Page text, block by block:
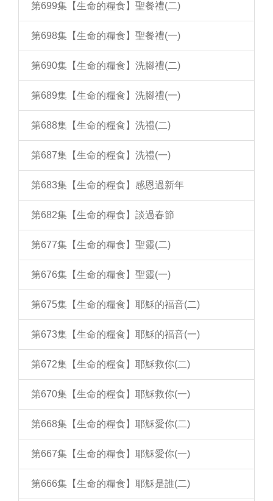
第699集【生命的糧食】聖餐禮(二)
第698集【生命的糧食】聖餐禮(一)
第690集【生命的糧食】洗腳禮(二)
第689集【生命的糧食】洗腳禮(一)
第688集【生命的糧食】洗禮(二)
第687集【生命的糧食】洗禮(一)
第683集【生命的糧食】感恩過新年
第682集【生命的糧食】談過春節
第677集【生命的糧食】聖靈(二)
第676集【生命的糧食】聖靈(一)
第675集【生命的糧食】耶穌的福音(二)
第673集【生命的糧食】耶穌的福音(一)
第672集【生命的糧食】耶穌救你(二)
第670集【生命的糧食】耶穌救你(一)
第668集【生命的糧食】耶穌愛你(二)
第667集【生命的糧食】耶穌愛你(一)
第666集【生命的糧食】耶穌是誰(二)